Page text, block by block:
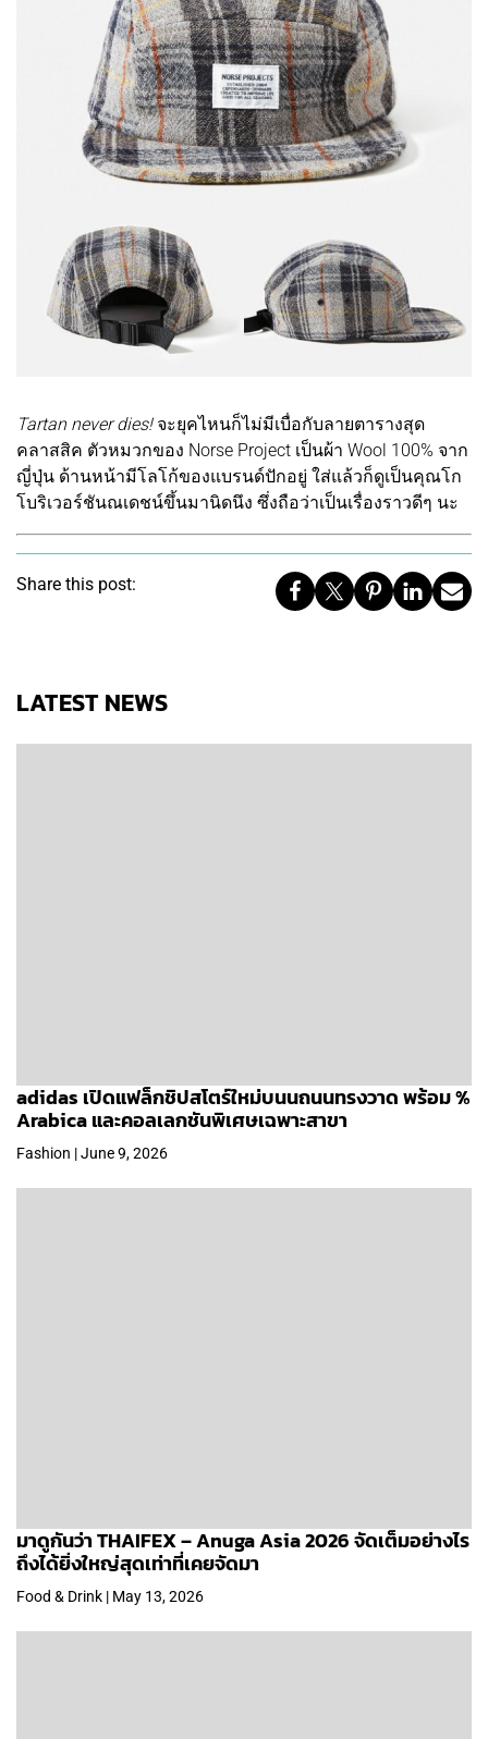
Tartan never dies! จะยุคไหนก็ไม่มีเบื่อกับลายตารางสุด
คลาสสิค ตัวหมวกของ Norse Project เป็นผ้า Wool 100% จาก
ญี่ปุ่น ด้านหน้ามีโลโก้ของแบรนด์ปักอยู่ ใส่แล้วก็ดูเป็นคุณโก
โบริเวอร์ชันณเดชน์ขึ้นมานิดนึง ซึ่งถือว่าเป็นเรื่องราวดีๆ นะ
Share this post:
LATEST NEWS
adidas เปิดแฟล็กชิปสโตร์ใหม่บนนถนนทรงวาด พร้อม %
Arabica และคอลเลกชันพิเศษเฉพาะสาขา
Fashion | June 9, 2026
มาดูกันว่า THAIFEX – Anuga Asia 2026 จัดเต็มอย่างไร
ถึงได้ยิ่งใหญ่สุดเท่าที่เคยจัดมา
Food & Drink | May 13, 2026